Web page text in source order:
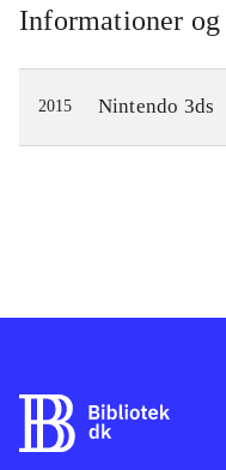
Informationer og
2015 Nintendo 3ds